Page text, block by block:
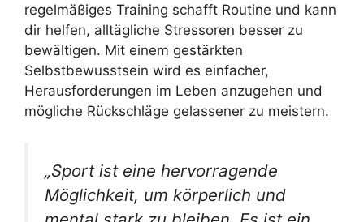
regelmäßiges Training schafft Routine und kann
dir helfen, alltägliche Stressoren besser zu
bewältigen. Mit einem gestärkten
Selbstbewusstsein wird es einfacher,
Herausforderungen im Leben anzugehen und
mögliche Rückschläge gelassener zu meistern.
„Sport ist eine hervorragende
Möglichkeit, um körperlich und